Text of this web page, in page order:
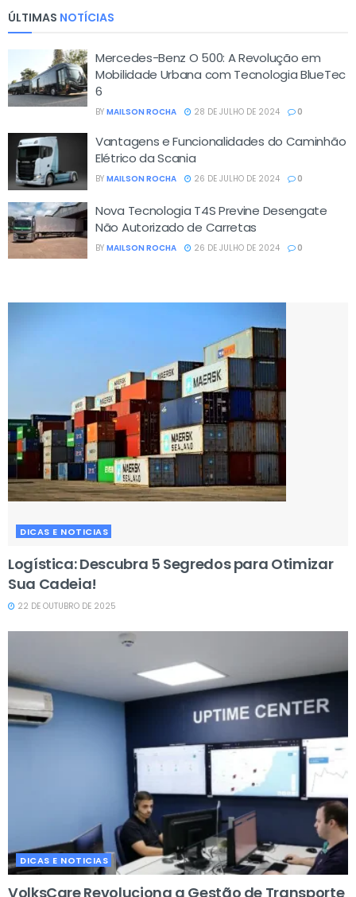
ÚLTIMAS NOTÍCIAS
Mercedes-Benz O 500: A Revolução em
Mobilidade Urbana com Tecnologia BlueTec
6
BY MAILSON ROCHA 28 DE JULHO DE 2024 0
Vantagens e Funcionalidades do Caminhão
Elétrico da Scania
BY MAILSON ROCHA 26 DE JULHO DE 2024 0
Nova Tecnologia T4S Previne Desengate
Não Autorizado de Carretas
BY MAILSON ROCHA 26 DE JULHO DE 2024 0
DICAS E NOTICIAS
Logística: Descubra 5 Segredos para Otimizar
Sua Cadeia!
22 DE OUTUBRO DE 2025
DICAS E NOTICIAS
VolksCare Revoluciona a Gestão de Transporte